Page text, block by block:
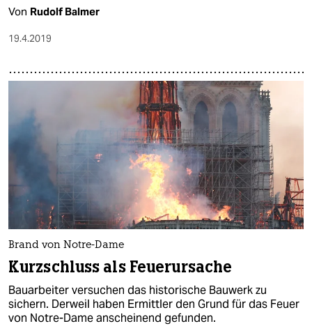
Von Rudolf Balmer
19.4.2019
Brand von Notre-Dame
Kurzschluss als Feuerursache
Bauarbeiter versuchen das historische Bauwerk zu
sichern. Derweil haben Ermittler den Grund für das Feuer
von Notre-Dame anscheinend gefunden.